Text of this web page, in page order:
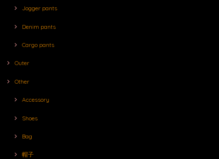
Jogger pants
Denim pants
Cargo pants
Outer
Other
Accessory
Shoes
Bag
帽子